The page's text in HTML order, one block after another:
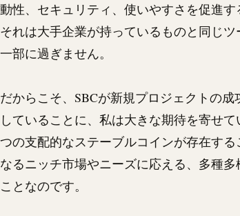
動性、セキュリティ、使いやすさを促進す
それは大手企業が持っているものと同じ
一部に過ぎません。
だからこそ、SBCが新規プロジェクトの
していることに、私は大きな期待を寄せ
つの支配的なステーブルコインが存在す
なるニッチ市場やニーズに応える、多種
ことなのです。